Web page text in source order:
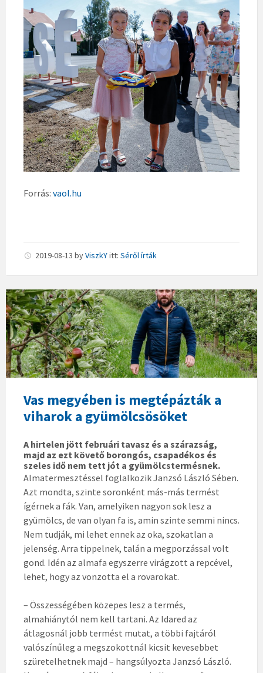
Forrás: vaol.hu
2019-08-13 byViszkYitt: Séről írták
Vas megyében is megtépázták a
viharok a gyümölcsösöket
A hirtelen jött februári tavasz és a szárazság,
majd az ezt követő borongós, csapadékos és
szeles idő nem tett jót a gyümölcstermésnek.
Almatermesztéssel foglalkozik Janzsó László Sében.
Azt mondta, szinte soronként más-más termést
ígérnek a fák. Van, amelyiken nagyon sok lesz a
gyümölcs, de van olyan fa is, amin szinte semmi nincs.
Nem tudják, mi lehet ennek az oka, szokatlan a
jelenség. Arra tippelnek, talán a megporzással volt
gond. Idén az almafa egyszerre virágzott a repcével,
lehet, hogy az vonzotta el a rovarokat.
– Összességében közepes lesz a termés,
almahiánytól nem kell tartani. Az Idared az
átlagosnál jobb termést mutat, a többi fajtáról
valószínűleg a megszokottnál kicsit kevesebbet
szüretelhetnek majd – hangsúlyozta Janzsó László.